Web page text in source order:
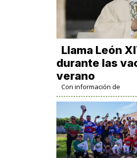
Llama León
durante las
verano
Con información de